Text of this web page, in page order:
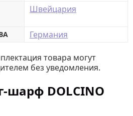
Швейцария
Германия
товара могут
без уведомления.
шарф DOLCINO